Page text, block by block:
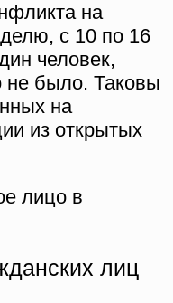
на
с 10 по 16
человек,
не было. Таковы
на
из открытых
лицо в
лиц